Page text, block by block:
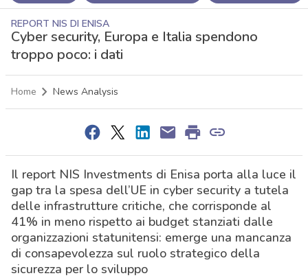
REPORT NIS DI ENISA
Cyber security, Europa e Italia spendono
troppo poco: i dati
Home News Analysis
Il report NIS Investments di Enisa porta alla luce il
gap tra la spesa dell’UE in cyber security a tutela
delle infrastrutture critiche, che corrisponde al
41% in meno rispetto ai budget stanziati dalle
organizzazioni statunitensi: emerge una mancanza
di consapevolezza sul ruolo strategico della
sicurezza per lo sviluppo